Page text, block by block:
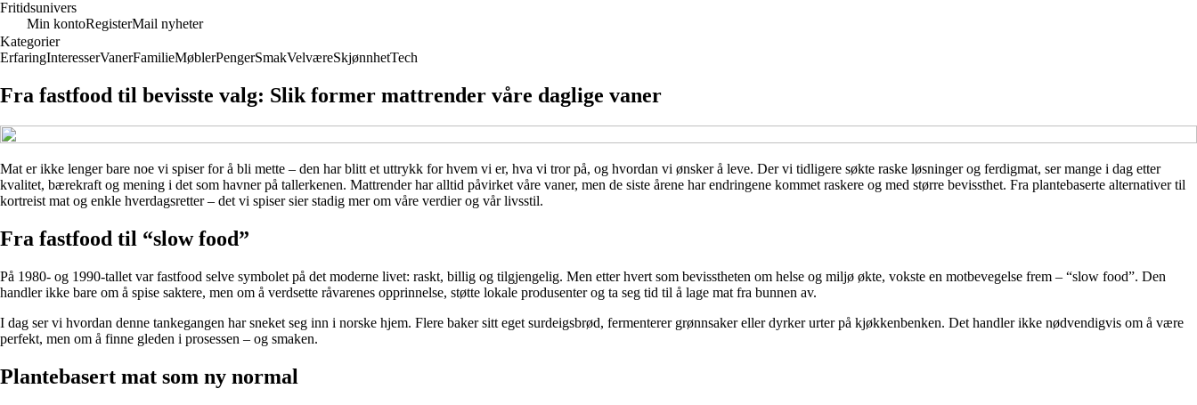
Fritidsunivers
Min kontoRegisterMail nyheter
Kategorier
ErfaringInteresserVanerFamilieMøblerPengerSmakVelværeSkjønnhetTech
Fra fastfood til bevisste valg: Slik former mattrender våre daglige vaner
Mat er ikke lenger bare noe vi spiser for å bli mette – den har blitt et uttrykk for hvem vi er, hva vi tror på, og hvordan vi ønsker å leve. Der vi tidligere søkte raske løsninger og ferdigmat, ser mange i dag etter
kvalitet, bærekraft og mening i det som havner på tallerkenen. Mattrender har alltid påvirket våre vaner, men de siste årene har endringene kommet raskere og med større bevissthet. Fra plantebaserte alternativer til
kortreist mat og enkle hverdagsretter – det vi spiser sier stadig mer om våre verdier og vår livsstil.
Fra fastfood til “slow food”
På 1980- og 1990-tallet var fastfood selve symbolet på det moderne livet: raskt, billig og tilgjengelig. Men etter hvert som bevisstheten om helse og miljø økte, vokste en motbevegelse frem – “slow food”. Den
handler ikke bare om å spise saktere, men om å verdsette råvarenes opprinnelse, støtte lokale produsenter og ta seg tid til å lage mat fra bunnen av.
I dag ser vi hvordan denne tankegangen har sneket seg inn i norske hjem. Flere baker sitt eget surdeigsbrød, fermenterer grønnsaker eller dyrker urter på kjøkkenbenken. Det handler ikke nødvendigvis om å være
perfekt, men om å finne gleden i prosessen – og smaken.
Plantebasert mat som ny normal